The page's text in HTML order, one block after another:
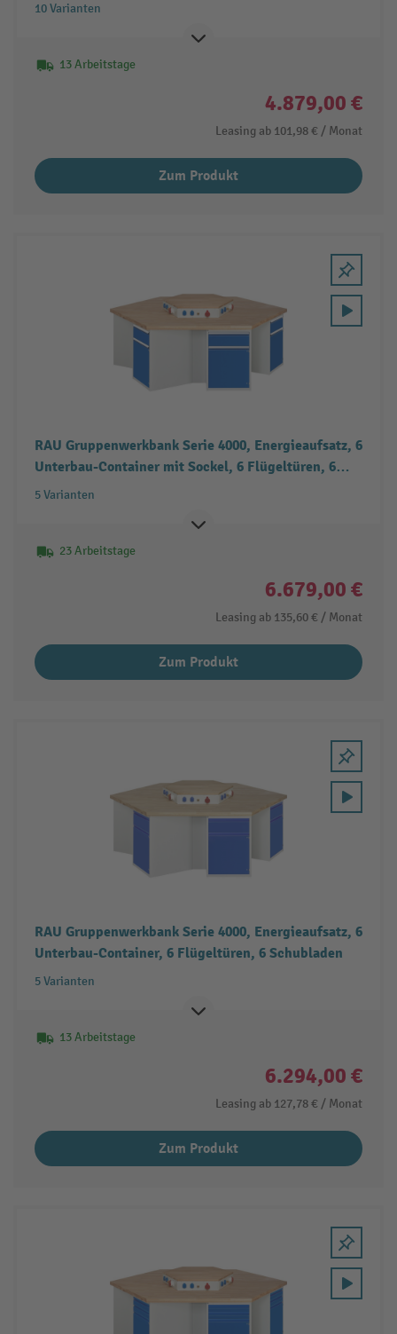
10 Varianten
13 Arbeitstage
4.879,00 €
Leasing ab 101,98 € / Monat
Zum Produkt
RAU Gruppenwerkbank Serie 4000, Energieaufsatz, 6
Unterbau-Container mit Sockel, 6 Flügeltüren, 6
Schubladen
5 Varianten
23 Arbeitstage
6.679,00 €
Leasing ab 135,60 € / Monat
Zum Produkt
RAU Gruppenwerkbank Serie 4000, Energieaufsatz, 6
Unterbau-Container, 6 Flügeltüren, 6 Schubladen
5 Varianten
13 Arbeitstage
6.294,00 €
Leasing ab 127,78 € / Monat
Zum Produkt